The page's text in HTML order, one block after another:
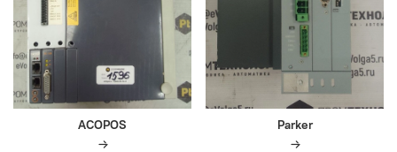
ACOPOS Parker